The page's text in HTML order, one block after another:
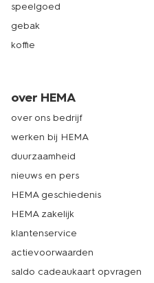
speelgoed
gebak
koffie
over HEMA
over ons bedrijf
werken bij HEMA
duurzaamheid
nieuws en pers
HEMA geschiedenis
HEMA zakelijk
klantenservice
actievoorwaarden
saldo cadeaukaart opvragen